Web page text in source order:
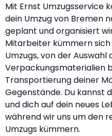
Mit Ernst Umzugsservice
dein Umzug von Bremen
geplant und organisiert
Mitarbeiter kümmern
Umzugs, von der
Verpackungsmaterialien
Transportierung deiner
Gegenstände. Du kannst
und dich auf dein neues
während wir uns um den
Umzugs kümmern.